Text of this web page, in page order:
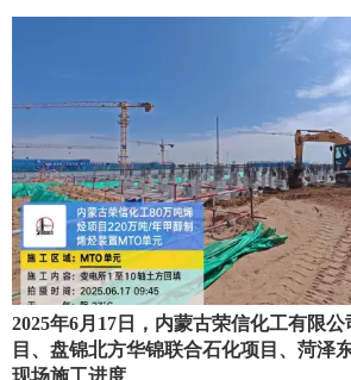
2025年6月17日，内蒙古荣信化工有限
目、盘锦北方华锦联合石化项目、菏泽
现场施工进度